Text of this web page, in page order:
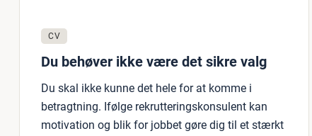
CV
Du behøver ikke være det sikre valg
Du skal ikke kunne det hele for at komme i
betragtning. Ifølge rekrutteringskonsulent kan
motivation og blik for jobbet gøre dig til et stærkt